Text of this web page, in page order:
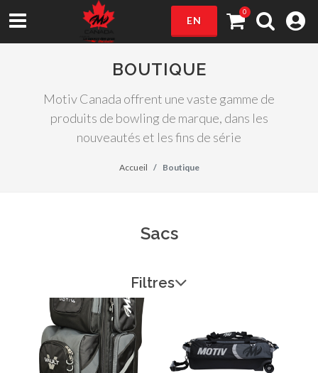
EN
0
BOUTIQUE
Motiv Canada offrent une vaste gamme de
produits de bowling de marque, dans les
nouveautés et les fins de série
Accueil Boutique
Sacs
Filtres